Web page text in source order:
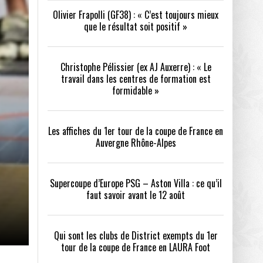
- 24/07/2026
- 21/07/2026
tenu toutes ses promesses
PSG – ASTON VILLA :
AVANT LE 12 AOÛT
QUI SONT LES CLUBS DE DISTRICT EXEMPTS
DU 1ER TOUR DE LA COUPE DE FRANCE EN
LAURA FOOT
Olivier Frapolli (GF38) : « C’est toujours mieux
que le résultat soit positif »
Christophe Pélissier (ex AJ Auxerre) : « Le
travail dans les centres de formation est
formidable »
Les affiches du 1er tour de la coupe de France en
Auvergne Rhône-Alpes
Supercoupe d’Europe PSG – Aston Villa : ce qu’il
faut savoir avant le 12 août
Qui sont les clubs de District exempts du 1er
tour de la coupe de France en LAURA Foot